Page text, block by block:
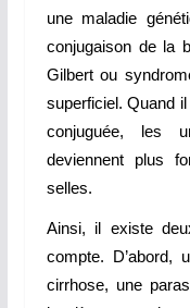
une maladie
conjugaison de la
Gilbert ou
superficiel. Quand
conjuguée, les
deviennent plus
selles.
Ainsi, il existe
compte. D’abord,
cirrhose, une